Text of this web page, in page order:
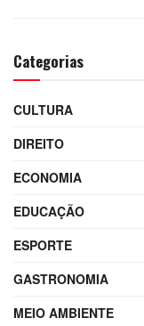
Categorias
CULTURA
DIREITO
ECONOMIA
EDUCAÇÃO
ESPORTE
GASTRONOMIA
MEIO AMBIENTE